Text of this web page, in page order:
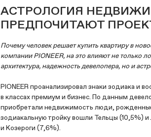
АСТРОЛОГИЯ
ПРЕДПОЧИТАЮТ
Почему человек решает купить квартиру в
компании PIONEER, на это влияют не только
архитектура, надежность девелопера, но и
PIONEER проанализировал знаки зодиака и
в классах премиум и бизнес. По данным
приобретали недвижимость люди,
зодиакальную тройку вошли Тельцы (10,5%)
и Козероги (7,6%).